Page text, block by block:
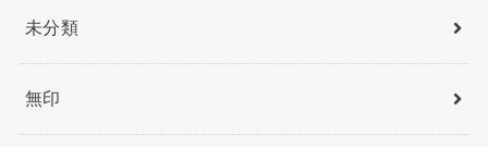
未分類
無印